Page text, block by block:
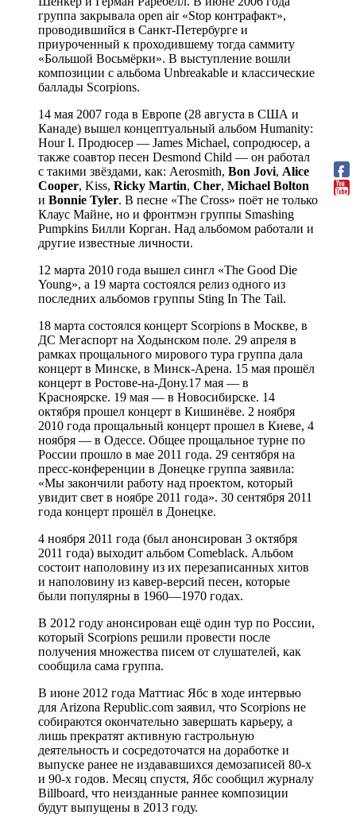
группа закрывала open air «Stop контрафакт»,
проводившийся в Санкт-Петербурге и
приуроченный к проходившему тогда саммиту
«Большой Восьмёрки». В выступление вошли
композиции с альбома Unbreakable и классические
баллады Scorpions.
14 мая 2007 года в Европе (28 августа в США и
Канаде) вышел концептуальный альбом Humanity:
Hour I. Продюсер — James Michael, сопродюсер, а
также соавтор песен Desmond Child — он работал
с такими звёздами, как: Aerosmith, Bon Jovi, Alice
Cooper, Kiss, Ricky Martin, Cher, Michael Bolton
и Bonnie Tyler. В песне «The Cross» поёт не только
Клаус Майне, но и фронтмэн группы Smashing
Pumpkins Билли Корган. Над альбомом работали и
другие известные личности.
12 марта 2010 года вышел сингл «The Good Die
Young», а 19 марта состоялся релиз одного из
последних альбомов группы Sting In The Tail.
18 марта состоялся концерт Scorpions в Москве, в
ДС Мегаспорт на Ходынском поле. 29 апреля в
рамках прощального мирового тура группа дала
концерт в Минске, в Минск-Арена. 15 мая прошёл
концерт в Ростове-на-Дону.17 мая — в
Красноярске. 19 мая — в Новосибирске. 14
октября прошел концерт в Кишинёве. 2 ноября
2010 года прощальный концерт прошел в Киеве, 4
ноября ― в Одессе. Общее прощальное турне по
России прошло в мае 2011 года. 29 сентября на
пресс-конференции в Донецке группа заявила:
«Мы закончили работу над проектом, который
увидит свет в ноябре 2011 года». 30 сентября 2011
года концерт прошёл в Донецке.
4 ноября 2011 года (был анонсирован 3 октября
2011 года) выходит альбом Comeblack. Альбом
состоит наполовину из их перезаписанных хитов
и наполовину из кавер-версий песен, которые
были популярны в 1960—1970 годах.
В 2012 году анонсирован ещё один тур по России,
который Scorpions решили провести после
получения множества писем от слушателей, как
сообщила сама группа.
В июне 2012 года Маттиас Ябс в ходе интервью
для Arizona Republic.com заявил, что Scorpions не
собираются окончательно завершать карьеру, а
лишь прекратят активную гастрольную
деятельность и сосредоточатся на доработке и
выпуске ранее не издававшихся демозаписей 80-х
и 90-х годов. Месяц спустя, Ябс сообщил журналу
Billboard, что неизданные раннее композиции
будут выпущены в 2013 году.